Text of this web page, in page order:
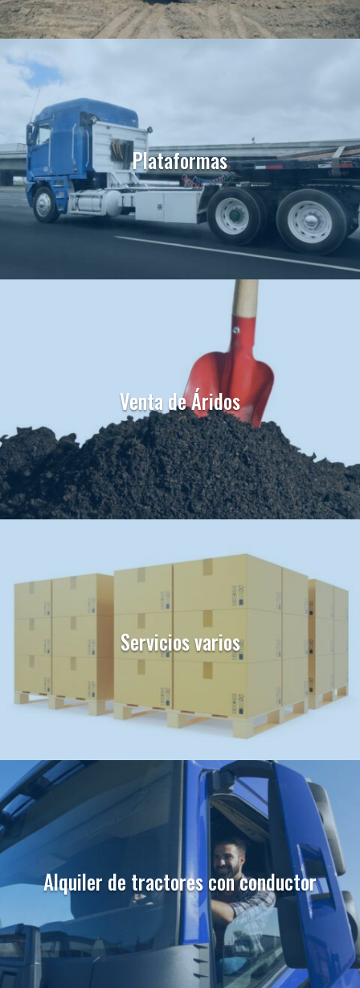
Plataformas
Venta de Áridos
Servicios varios
Alquiler de tractores con conductor